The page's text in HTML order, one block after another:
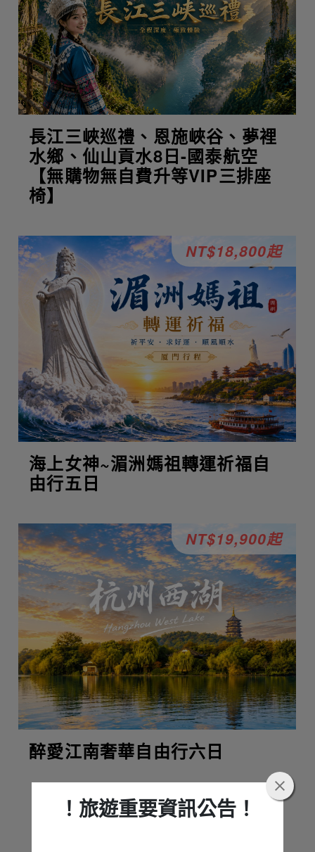
！旅遊重要資訊公告！
長江三峽巡禮、恩施峽谷、夢裡
水鄉、仙山貢水8日-國泰航空
【無購物無自費升等VIP三排座
椅】
海上女神~湄洲媽祖轉運祈福自
由行五日
NT$18,800起
醉愛江南奢華自由行六日
NT$19,900起